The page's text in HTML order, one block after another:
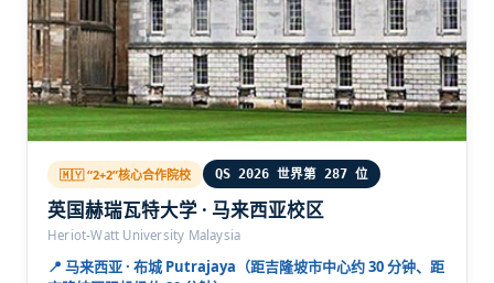
🇲🇾 “2+2”核心合作院校 QS 2026 世界第 287 位
英国赫瑞瓦特大学 · 马来西亚校区
Heriot-Watt University Malaysia
📍 马来西亚 · 布城 Putrajaya（距吉隆坡市中心约 30 分钟、距